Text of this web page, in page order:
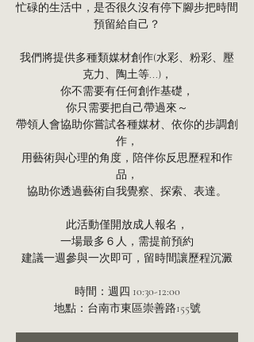
忙碌的生活中，是否很久沒有停下腳步把時間
預留給自己？
我們將提供多種類媒材創作(水彩、粉彩、壓
克力、陶土等...)，
你不需要有任何創作基礎，
你只需要把自己帶過來～
帶領人會協助你嘗試各種媒材、依你的步調創
作，
用藝術與心理的角度，陪伴你反思歷程和作
品，
協助你透過藝術自我覺察、探索、表達。
此活動僅開放成人報名，
一場最多６人，需提前預約
建議一週參與一次即可，留時間讓歷程沉澱
時間：週四 10:30-12:00
地點：台南市東區崇善路155號